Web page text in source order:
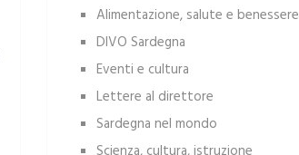
Alimentazione, salute e benessere
DIVO Sardegna
Eventi e cultura
Lettere al direttore
Sardegna nel mondo